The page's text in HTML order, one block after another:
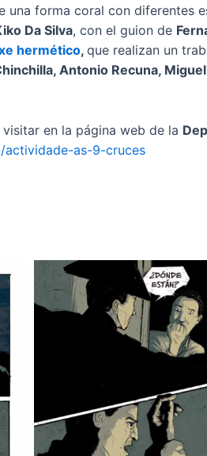
forma coral con diferentes
Da Silva, con el guion de
hermético, que realizan un
Antonio Recuna,
en la página web de la
as-9-cruces